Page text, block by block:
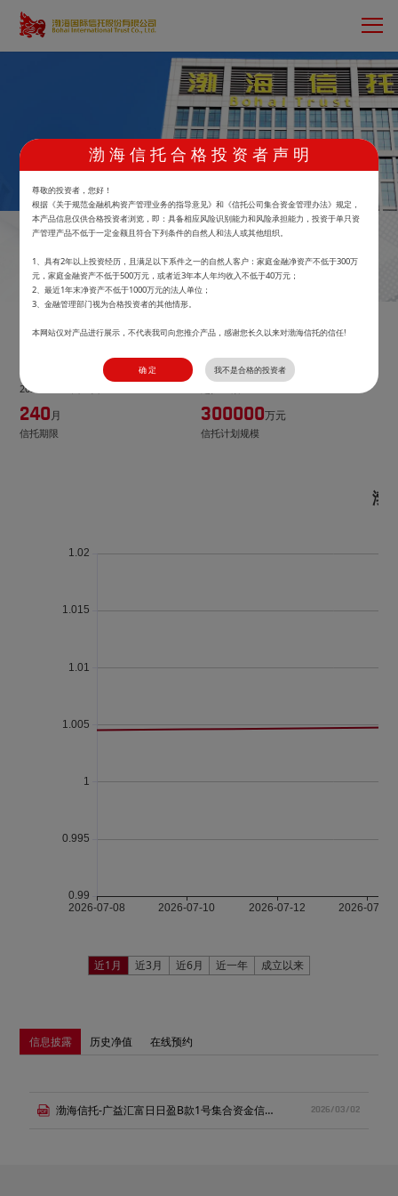
首页 > 鲲鹏财富 >
渤海信托-广益汇富日日盈B款1号集合资金信
托计划
1.005255
2026.07.28单位净值
30万元
240月
信托期限
300000万元
信托计划规模
近1月 近3月 近6月 近一年 成立以来
信息披露 历史净值 在线预约
渤海信托-广益汇富日日盈B款1号集合资金信托计划推介书.pdf 2026/03/02
渤 海 信 托 合 格 投 资 者 声 明
尊敬的投资者，您好！
根据《关于规范金融机构资产管理业务的指导意见》和《信托公司集合资金管理办法》规定，
本产品信息仅供合格投资者浏览，即：具备相应风险识别能力和风险承担能力，投资于单只资
产管理产品不低于一定金额且符合下列条件的自然人和法人或其他组织。
1、具有2年以上投资经历，且满足以下系件之一的自然人客户：家庭金融净资产不低于300万
元，家庭金融资产不低于500万元，或者近3年本人年均收入不低于40万元；
2、最近1年末净资产不低于1000万元的法人单位；
3、金融管理部门视为合格投资者的其他情形。
本网站仅对产品进行展示，不代表我司向您推介产品，感谢您长久以来对渤海信托的信任!
确 定 我不是合格的投资者